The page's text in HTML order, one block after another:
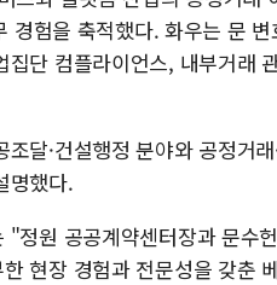
경험을 축적했다. 화우는 문
집단 컴플라이언스, 내부거래
달·건설행정 분야와 공정거
명했다.
정원 공공계약센터장과 문수
현장 경험과 전문성을 갖춘